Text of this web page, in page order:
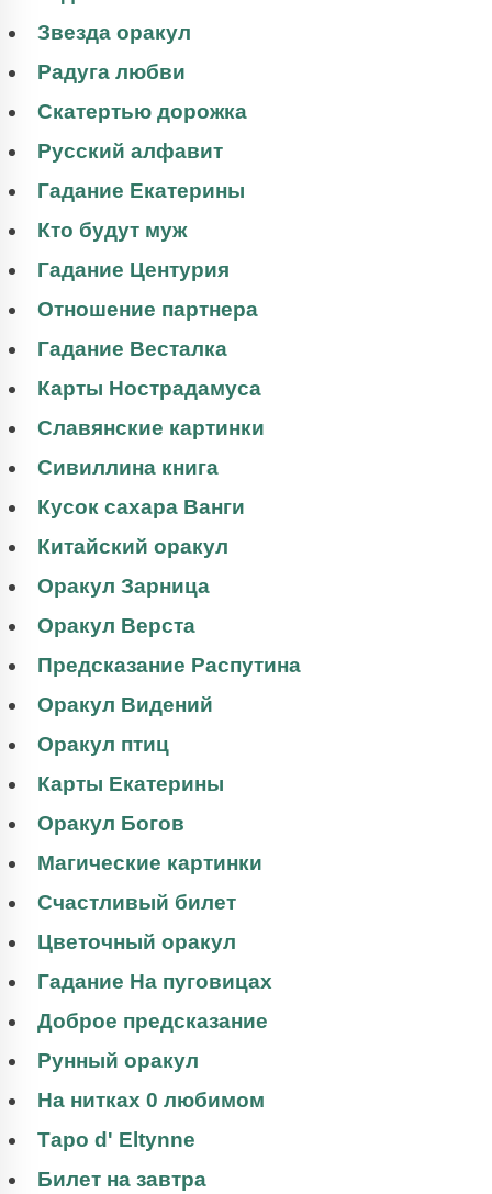
Звезда оракул
Радуга любви
Скатертью дорожка
Русский алфавит
Гадание Екатерины
Кто будут муж
Гадание Центурия
Отношение партнера
Гадание Весталка
Карты Нострадамуса
Славянские картинки
Сивиллина книга
Кусок сахара Ванги
Китайский оракул
Оракул Зарница
Оракул Верста
Предсказание Распутина
Оракул Видений
Оракул птиц
Карты Екатерины
Оракул Богов
Магические картинки
Счастливый билет
Цветочный оракул
Гадание На пуговицах
Доброе предсказание
Рунный оракул
На нитках 0 любимом
Таро d' Eltynne
Билет на завтра